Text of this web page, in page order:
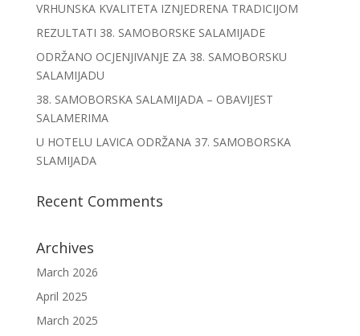
VRHUNSKA KVALITETA IZNJEDRENA TRADICIJOM
REZULTATI 38. SAMOBORSKE SALAMIJADE
ODRŽANO OCJENJIVANJE ZA 38. SAMOBORSKU
SALAMIJADU
38. SAMOBORSKA SALAMIJADA – OBAVIJEST
SALAMERIMA
U HOTELU LAVICA ODRŽANA 37. SAMOBORSKA
SLAMIJADA
Recent Comments
Archives
March 2026
April 2025
March 2025